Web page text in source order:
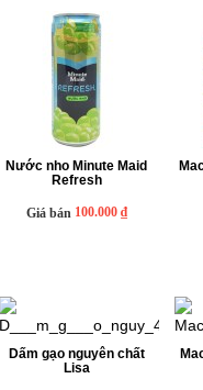
Nước nho Minute Maid
Refresh
Giá bán 100.000 ₫
Dấm gạo nguyên chất
Lisa